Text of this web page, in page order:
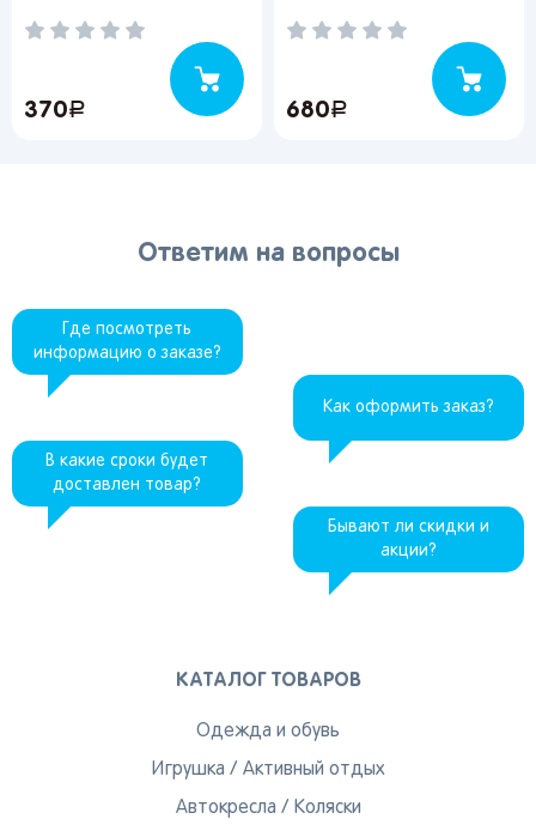
370руб. 680руб.
Ответим на вопросы
Где посмотреть
информацию о заказе?
Как оформить заказ?
В какие сроки будет
доставлен товар?
Бывают ли скидки и
акции?
КАТАЛОГ ТОВАРОВ
Одежда и обувь
Игрушка / Активный отдых
Автокресла / Коляски